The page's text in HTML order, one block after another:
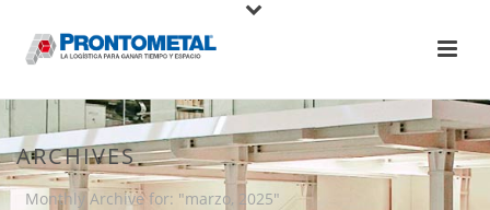
ARCHIVES
Monthly Archive for: "marzo, 2025"